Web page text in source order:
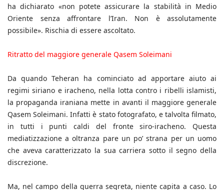
ha dichiarato «non potete assicurare la stabilità in Medio
Oriente senza affrontare l’Iran. Non è assolutamente
possibile». Rischia di essere ascoltato.
Ritratto del maggiore generale Qasem Soleimani
Da quando Teheran ha cominciato ad apportare aiuto ai
regimi siriano e iracheno, nella lotta contro i ribelli islamisti,
la propaganda iraniana mette in avanti il maggiore generale
Qasem Soleimani. Infatti è stato fotografato, e talvolta filmato,
in tutti i punti caldi del fronte siro-iracheno. Questa
mediatizzazione a oltranza pare un po’ strana per un uomo
che aveva caratterizzato la sua carriera sotto il segno della
discrezione.
Ma, nel campo della guerra segreta, niente capita a caso. Lo